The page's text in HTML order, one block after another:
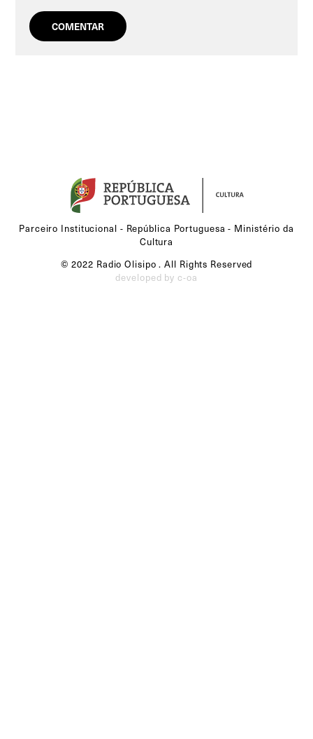
Parceiro Institucional - República Portuguesa - Ministério da
Cultura
© 2022 Radio Olisipo . All Rights Reserved
developed by c-oa